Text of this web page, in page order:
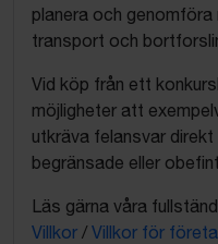
planera och genomföra
transport och
Vid köp från ett
möjligheter att
utkräva felansvar
begränsade eller
Läs gärna våra
Villkor / Villkor för